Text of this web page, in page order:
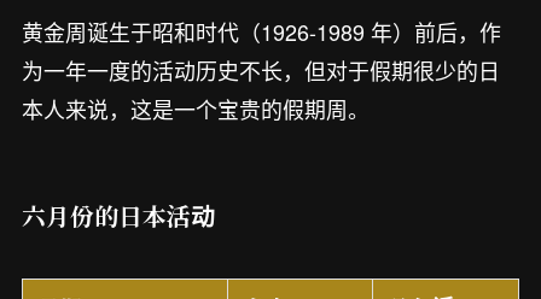
黄金周诞生于昭和时代（1926-1989 年）前后，作
为一年一度的活动历史不长，但对于假期很少的日
本人来说，这是一个宝贵的假期周。
六月份的日本活动